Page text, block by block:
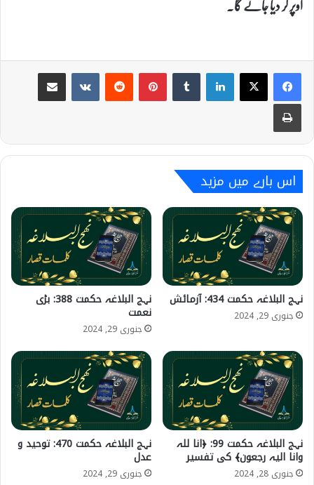
اس بارے میں مزید
نہج البلاغہ حکمت 434: آزمائش
جنوری 29, 2024
نہج البلاغہ حکمت 388: بڑی
نعمت
جنوری 29, 2024
نہج البلاغہ حکمت 99: ﴿انا للہ
وانا الیہ رجعون﴾ کی تفسیر
جنوری 28, 2024
نہج البلاغہ حکمت 470: توحید و
عدل
جنوری 29, 2024